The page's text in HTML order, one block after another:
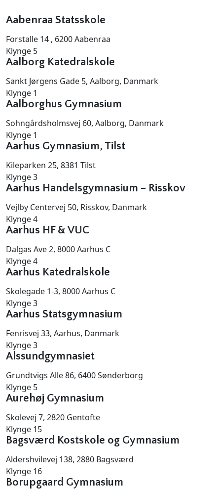
Aabenraa Statsskole
Forstalle 14 , 6200 Aabenraa
Klynge 5
Aalborg Katedralskole
Sankt Jørgens Gade 5, Aalborg, Danmark
Klynge 1
Aalborghus Gymnasium
Sohngårdsholmsvej 60, Aalborg, Danmark
Klynge 1
Aarhus Gymnasium, Tilst
Kileparken 25, 8381 Tilst
Klynge 3
Aarhus Handelsgymnasium – Risskov
Vejlby Centervej 50, Risskov, Danmark
Klynge 4
Aarhus HF & VUC
Dalgas Ave 2, 8000 Aarhus C
Klynge 4
Aarhus Katedralskole
Skolegade 1-3, 8000 Aarhus C
Klynge 3
Aarhus Statsgymnasium
Fenrisvej 33, Aarhus, Danmark
Klynge 3
Alssundgymnasiet
Grundtvigs Alle 86, 6400 Sønderborg
Klynge 5
Aurehøj Gymnasium
Skolevej 7, 2820 Gentofte
Klynge 15
Bagsværd Kostskole og Gymnasium
Aldershvilevej 138, 2880 Bagsværd
Klynge 16
Borupgaard Gymnasium